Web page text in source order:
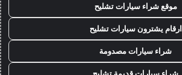
موقع شراء سيارات تشليح
ارقام يشترون سيارات تشليح
شراء سيارات مصدومة
شراء سيارات قديمة تشليح